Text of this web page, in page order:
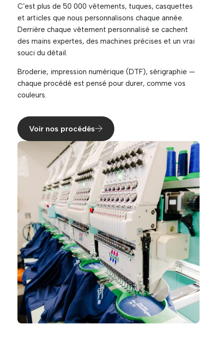
C'est plus de 50 000 vêtements, tuques, casquettes
et articles que nous personnalisons chaque année.
Derrière chaque vêtement personnalisé se cachent
des mains expertes, des machines précises et un vrai
souci du détail.
Broderie, impression numérique (DTF), sérigraphie —
chaque procédé est pensé pour durer, comme vos
couleurs.
Voir nos procédés